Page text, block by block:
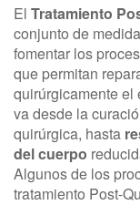
El Tratamiento
conjunto de
fomentar los
que permitan
quirúrgicamente el
va desde la
quirúrgica, hasta
del cuerpo
Algunos de los
tratamiento Post-